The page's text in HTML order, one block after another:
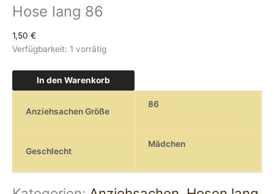
Hose lang 86
1,50 €
Verfügbarkeit: 1 vorrätig
In den Warenkorb
Anziehsachen Größe
86
Geschlecht
Mädchen